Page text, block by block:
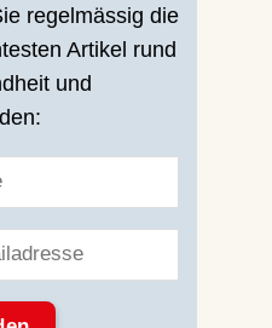
regelmässig die
Artikel rund
und